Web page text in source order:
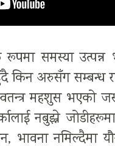
रूपमा समस्या
हुँदै किन अरुसँग
महशुस भएको
नबुझ्ने
भावना नमिल्दैमा